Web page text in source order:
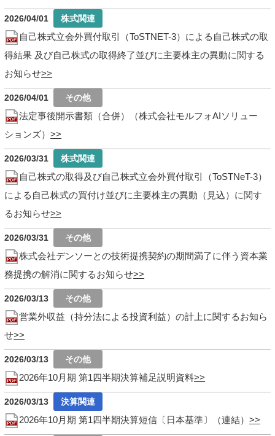
2026/04/01
自己株式立会外買付取引（ToSTNET-3）による自己株式の取
得結果 及び自己株式の取得終了並びに主要株主の異動に関する
お知らせ
2026/04/01
法定事後開示書類（合併）（株式会社モルフォAIソリュー
ションズ）
2026/03/31
自己株式の取得及び自己株式立会外買付取引（ToSTNeT-3）
による自己株式の買付け並びに主要株主の異動（見込）に関す
るお知らせ
2026/03/31
株式会社デンソーとの技術提携契約の期間満了に伴う資本業
務提携の解消に関するお知らせ
2026/03/13
営業外収益（持分法による投資利益）の計上に関するお知ら
せ
2026/03/13
2026年10月期 第1四半期決算補足説明資料
2026/03/13
2026年10月期 第1四半期決算短信〔日本基準〕（連結）